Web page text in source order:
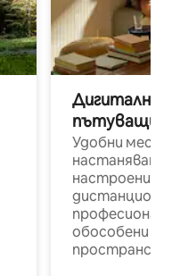
Дигитални
пътуващи
Удобни
настаняване
настроени и
обособени